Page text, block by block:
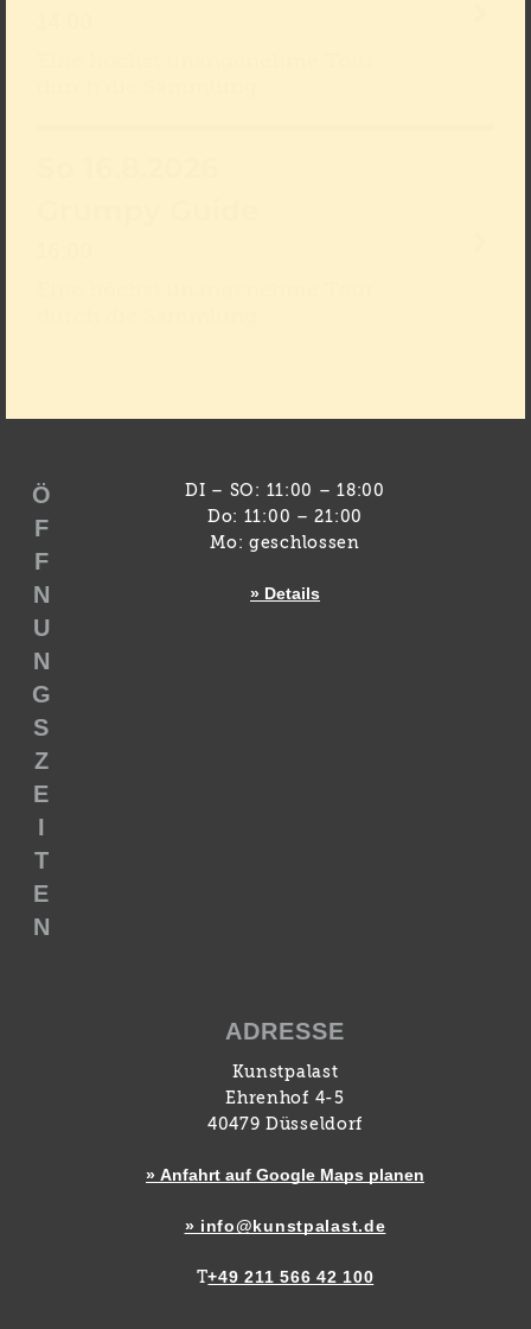
Ö
F
F
N
U
N
G
S
Z
E
I
T
E
N
DI – SO: 11:00 – 18:00
Do: 11:00 – 21:00
Mo: geschlossen
» Details
ADRESSE
Kunstpalast
Ehrenhof 4-5
40479 Düsseldorf
» Anfahrt auf Google Maps planen
» info@kunstpalast.de
T+49 211 566 42 100